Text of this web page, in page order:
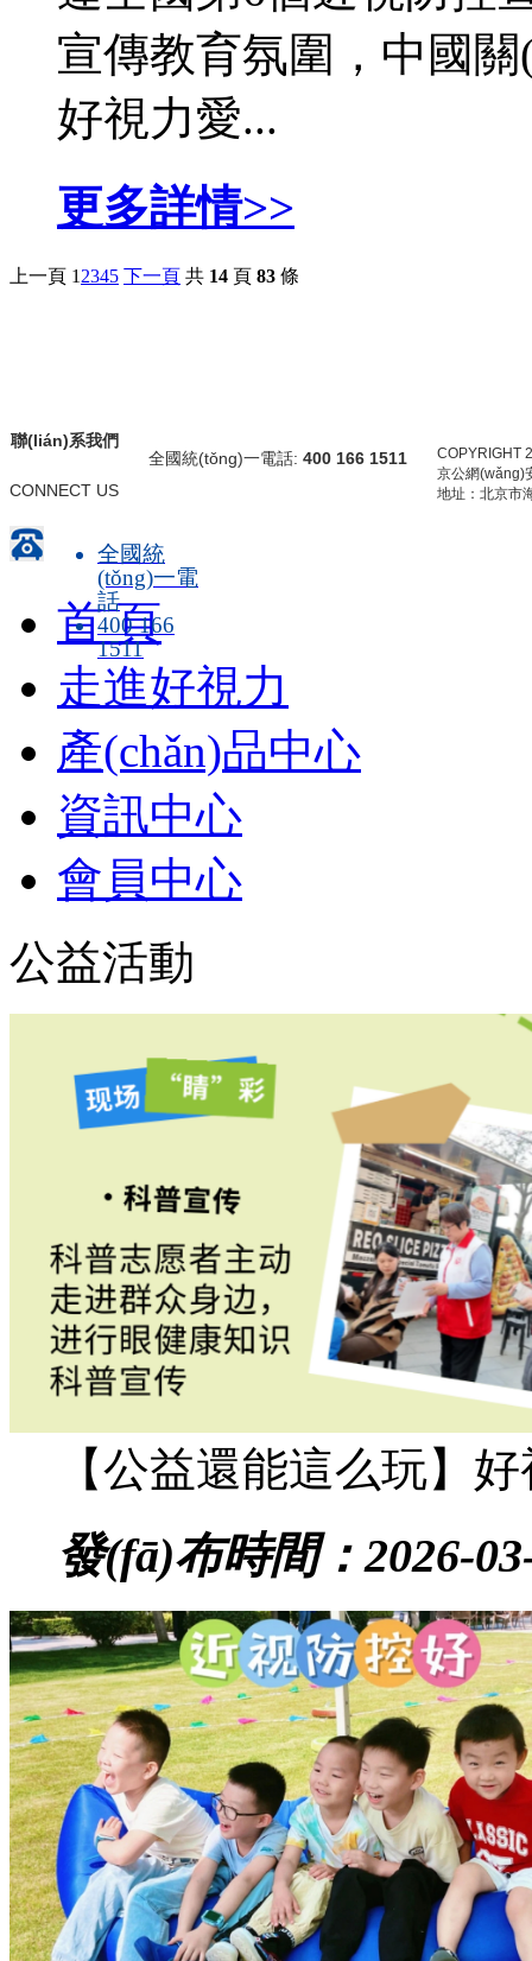
宣傳教育氛圍，中
好視力愛...
更多詳情>>
上一頁 1 2345 下一頁 共 14 頁 83 條
聯(lián)系我們
CONNECT US
全國統(tǒng)一電話: 400 166 1511
COPYRIGHT
京公網(wǎng)
地址：北京市
全國統
(tǒng)一電
話
400 166
1511
首 頁
走進好視力
產(chǎn)品中心
資訊中心
會員中心
公益活動
【公益還能這么玩】
發(fā)布時間：2026-